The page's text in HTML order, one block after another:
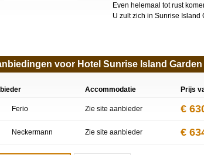
Even helemaal tot rust
U zult zich in Sunrise
voor Hotel Sunrise Island
Accommodatie Prijs
Ferio Zie site aanbieder €
Neckermann Zie site aanbieder €